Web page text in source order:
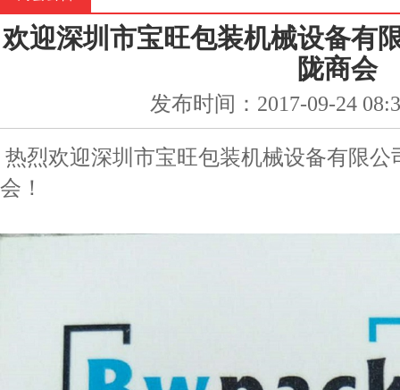
欢迎深圳市宝旺包装机械设备有
陇商会
发布时间：2017-09-24
热烈欢迎深圳市宝旺包装机械设备有限
会！